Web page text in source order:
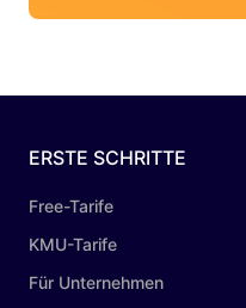
ERSTE SCHRITTE
Free-Tarife
KMU-Tarife
Für Unternehmen